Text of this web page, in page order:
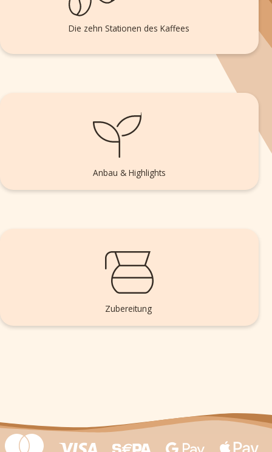
Die zehn Stationen des Kaffees
Anbau & Highlights
Zubereitung